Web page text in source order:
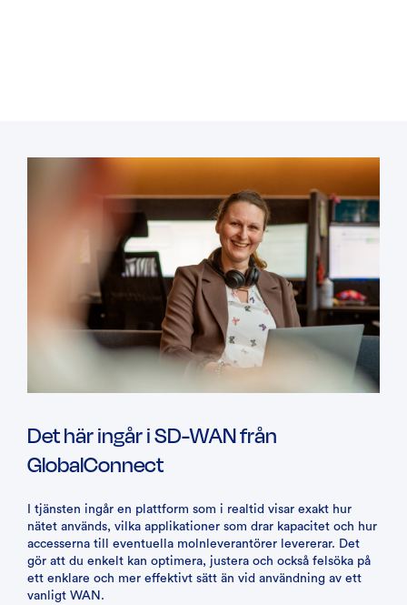
Det här ingår i SD-WAN från
GlobalConnect
I tjänsten ingår en plattform som i realtid visar exakt hur
nätet används, vilka applikationer som drar kapacitet och hur
accesserna till eventuella molnleverantörer levererar. Det
gör att du enkelt kan optimera, justera och också felsöka på
ett enklare och mer effektivt sätt än vid användning av ett
vanligt WAN.